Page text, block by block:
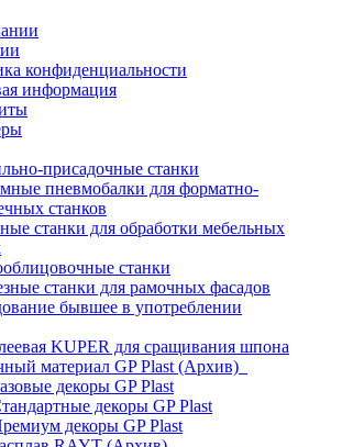
конфиденциальности
информация
присадочные станки
пневмобалки для форматно-
станков
станки для обработки мебельных
станки
станки для рамочных фасадов
бывшее в употреблении
KUPER для сращивания шпона
материал GP Plast (Архив)
декоры GP Plast
декоры GP Plast
декоры GP Plast